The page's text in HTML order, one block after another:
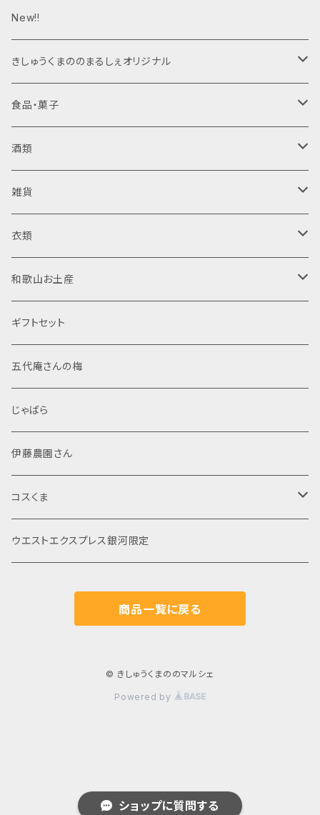
ショップに質問する
New!!
きしゅうくまののまるしぇオリジナル
ジャム
食品・菓子
梅干し
日向屋さん
ジャム・はちみつ
日向屋さん
東農園 五代庵
調味料
ドレッシング
加工粉末
菓子
果汁飲料・ジュース
レトルト
海産物加工品
詰め合わせ
米
じゃばら
酒類
清酒
純米酒
吟醸酒
リキュール
梅酒
焼酎
米焼酎
麦焼酎
スピリッツ
雑貨
木製品
置物
那智黒石
布製品
般若心経
マスコット
文房具
般若心経
シール・ステッカー
線香
衣類
半袖Tシャツ
和歌山お土産
食品
菓子
酒類
その他
ギフトセット
五代庵さんの梅
じゃばら
伊藤農園さん
コスくま
食品
ウエストエクスプレス銀河限定
商品一覧に戻る
© きしゅうくまののマルシェ
Powered by